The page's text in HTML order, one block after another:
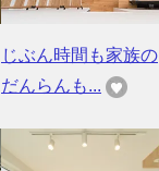
じぶん時間も家族の
だんらんも...